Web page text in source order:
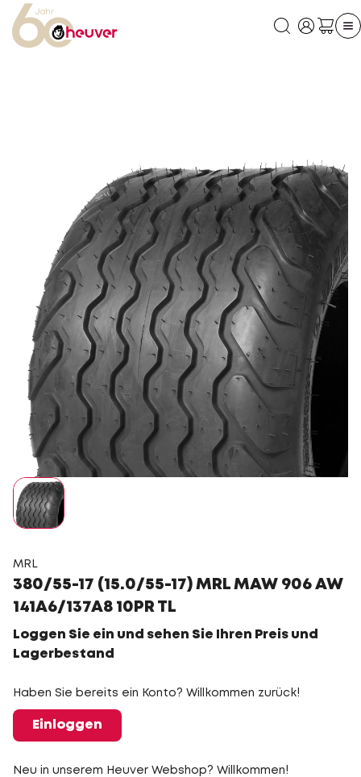
MRL
380/55-17 (15.0/55-17) MRL MAW 906 AW
141A6/137A8 10PR TL
Loggen Sie ein und sehen Sie Ihren Preis und
Lagerbestand
Haben Sie bereits ein Konto? Willkommen zurück!
Einloggen
Neu in unserem Heuver Webshop? Willkommen!